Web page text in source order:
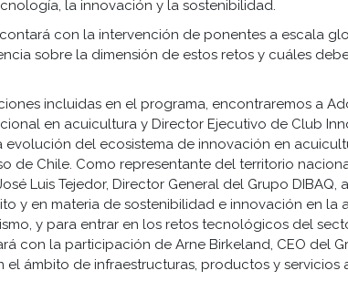
la innovación y la sostenibilidad.
con la intervención de ponentes a escala
sobre la dimensión de estos retos y cuáles
incluidas en el programa, encontraremos a
en acuicultura y Director Ejecutivo de Club
evolución del ecosistema de innovación en
de Chile. Como representante del territorio
Luis Tejedor, Director General del Grupo DIBAQ,
y en materia de sostenibilidad e innovación en la
y para entrar en los retos tecnológicos del
con la participación de Arne Birkeland, CEO del
el ámbito de infraestructuras, productos y servicios